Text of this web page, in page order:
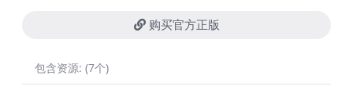
购买官方正版
包含资源: (7个)